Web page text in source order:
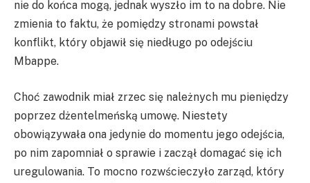
nie do końca mogą, jednak wyszło im to na dobre. Nie
zmienia to faktu, że pomiędzy stronami powstał
konflikt, który objawił się niedługo po odejściu
Mbappe.
Choć zawodnik miał zrzec się należnych mu pieniędzy
poprzez dżentelmeńską umowę. Niestety
obowiązywała ona jedynie do momentu jego odejścia,
po nim zapomniał o sprawie i zaczął domagać się ich
uregulowania. To mocno rozwścieczyło zarząd, który